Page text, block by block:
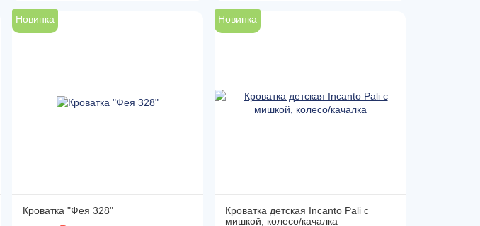
Новинка
Кроватка "Фея 328"
Новинка
Кроватка детская Incanto Pali с
мишкой, колесо/качалка